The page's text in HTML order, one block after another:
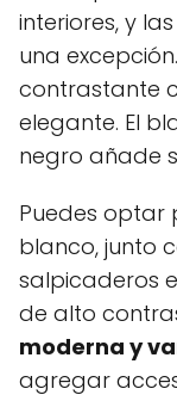
interiores, y las
una
contrastante
elegante. El
negro añade
Puedes optar
blanco, junto
salpicaderos
de alto
moderna y
agregar